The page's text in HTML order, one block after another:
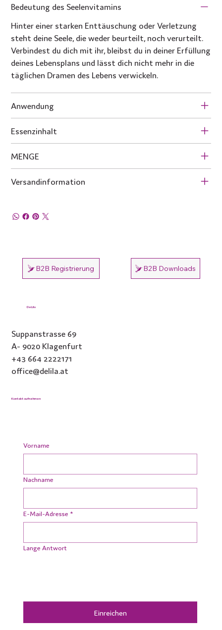
Bedeutung des Seelenvitamins
Hinter einer starken Enttäuschung oder Verletzung
steht deine Seele, die weder beurteilt, noch verurteilt.
Verbindest du dich mit ihr, bleibst du in deiner Erfüllung
deines Lebensplans und lässt dich nicht mehr in die
täglichen Dramen des Lebens verwickeln.
Anwendung
Essenzinhalt
MENGE
Versandinformation
B2B Registrierung B2B Downloads
DeLila
Suppanstrasse 69
A- 9020 Klagenfurt
+43 664 2222171
office@delila.at
Kontakt aufnehmen
Vorname
Nachname
E-Mail-Adresse *
Lange Antwort
Einreichen